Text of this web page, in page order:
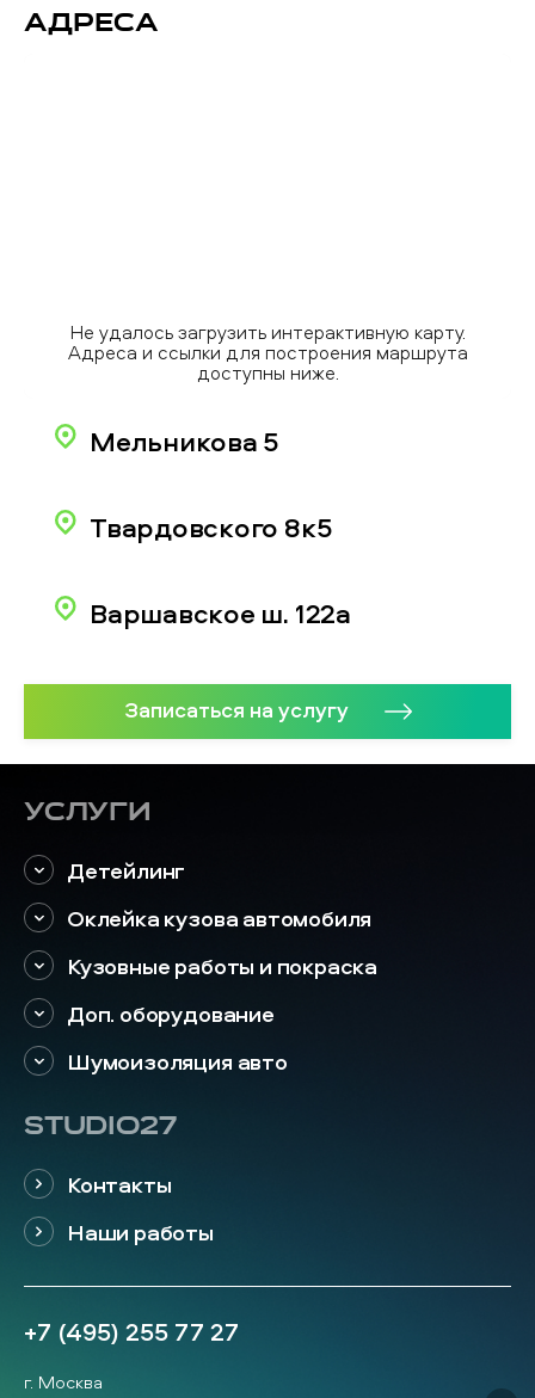
Адреса
Не удалось загрузить интерактивную карту.
Адреса и ссылки для построения маршрута
доступны ниже.
Мельникова 5
Твардовского 8к5
Варшавское ш. 122а
Записаться на услугу
Услуги
Детейлинг
Оклейка кузова автомобиля
Кузовные работы и покраска
Доп. оборудование
Шумоизоляция авто
STUDIO27
Контакты
Наши работы
+7 (495) 255 77 27
г. Москва